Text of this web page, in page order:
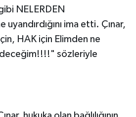
NELERDEN
ima etti. Çınar,
HAK için Elimden ne
sözleriyle